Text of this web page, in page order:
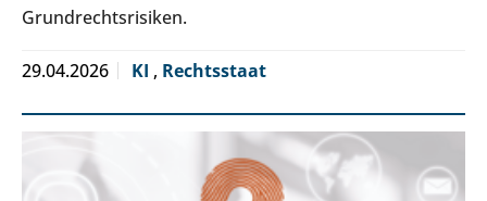
Grundrechtsrisiken.
29.04.2026 KI , Rechtsstaat